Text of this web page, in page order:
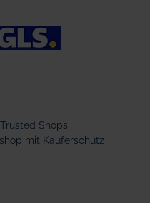
Shops
mit Käuferschutz